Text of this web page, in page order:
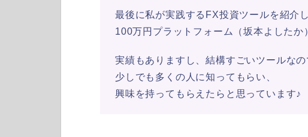
最後に私が実践するFX投資ツールを紹介
100万円プラットフォーム（坂本よしたか
実績もありますし、結構すごいツールなの
少しでも多くの人に知ってもらい、
興味を持ってもらえたらと思っています♪